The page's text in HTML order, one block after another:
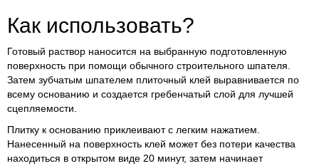
Как использовать?
Готовый раствор наносится на выбранную подготовленную
поверхность при помощи обычного строительного шпателя.
Затем зубчатым шпателем плиточный клей выравнивается по
всему основанию и создается гребенчатый слой для лучшей
сцепляемости.
Плитку к основанию приклеивают с легким нажатием.
Нанесенный на поверхность клей может без потери качества
находиться в открытом виде 20 минут, затем начинает